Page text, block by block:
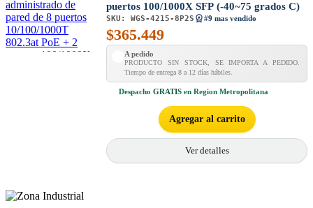
puertos 100/1000X SFP (-40~75 grados C)
SKU: WGS-4215-8P2S #9 mas vendido
$365.449
A pedido
PRODUCTO SIN STOCK, SE IMPORTA A PEDIDO.
Tiempo de entrega 8 a 12 días hábiles.
Despacho GRATIS en Region Metropolitana
Agregar al carrito
Ver detalles